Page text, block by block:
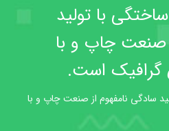
با تولید
صنعت چاپ و با
گرافیک است.
سادگی نامفهوم از صنعت چاپ و با